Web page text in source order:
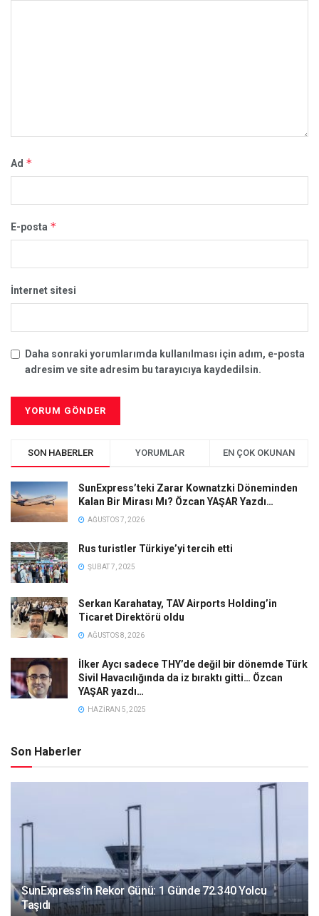
Ad *
E-posta *
İnternet sitesi
Daha sonraki yorumlarımda kullanılması için adım, e-posta
adresim ve site adresim bu tarayıcıya kaydedilsin.
SON HABERLER YORUMLAR EN ÇOK OKUNAN
SunExpress’teki Zarar Kownatzki Döneminden
Kalan Bir Mirası Mı? Özcan YAŞAR Yazdı…
AĞUSTOS 7, 2026
Rus turistler Türkiye’yi tercih etti
ŞUBAT 7, 2025
Serkan Karahatay, TAV Airports Holding’in
Ticaret Direktörü oldu
AĞUSTOS 8, 2026
İlker Aycı sadece THY’de değil bir dönemde Türk
Sivil Havacılığında da iz bıraktı gitti… Özcan
YAŞAR yazdı…
HAZIRAN 5, 2025
Son Haberler
SunExpress’in Rekor Günü: 1 Günde 72.340 Yolcu
Taşıdı